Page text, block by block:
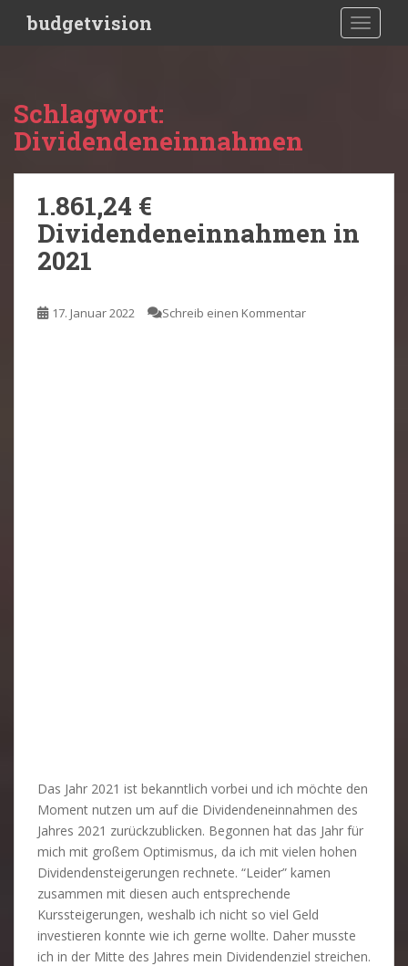
budgetvision
Schlagwort:
Dividendeneinnahmen
1.861,24 €
Dividendeneinnahmen in
2021
17. Januar 2022 Schreib einen Kommentar
Das Jahr 2021 ist bekanntlich vorbei und ich möchte den
Moment nutzen um auf die Dividendeneinnahmen des
Jahres 2021 zurückzublicken. Begonnen hat das Jahr für
mich mit großem Optimismus, da ich mit vielen hohen
Dividendensteigerungen rechnete. “Leider” kamen
zusammen mit diesen auch entsprechende
Kurssteigerungen, weshalb ich nicht so viel Geld
investieren konnte wie ich gerne wollte. Daher musste
ich in der Mitte des Jahres mein Dividendenziel streichen.